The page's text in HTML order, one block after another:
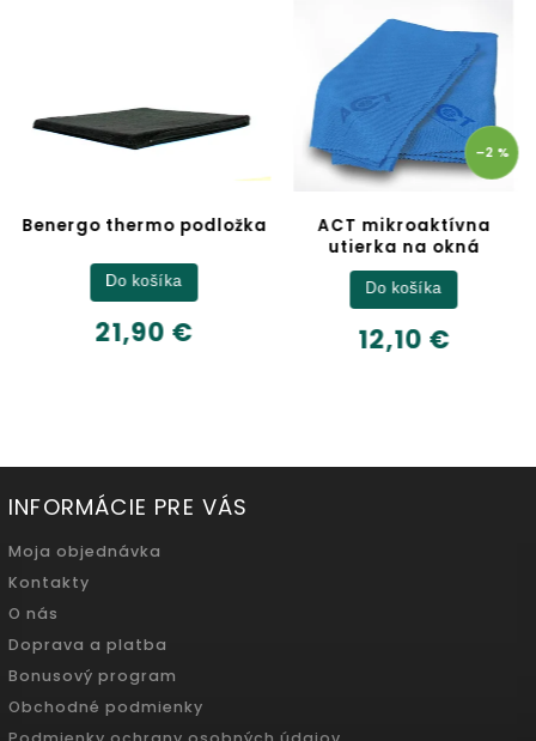
Benergo thermo podložka
21,90 €
Do košíka
–2 %
ACT mikroaktívna
utierka na okná
12,10 €
Do košíka
INFORMÁCIE PRE VÁS
Moja objednávka
Kontakty
O nás
Doprava a platba
Bonusový program
Obchodné podmienky